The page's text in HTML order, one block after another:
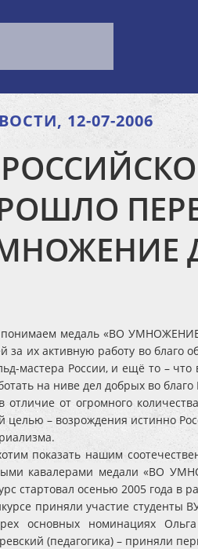
12-07-2006
медаль «ВО УМНОЖЕНИЕ
за их активную работу во благо
мастера России, и ещё то –
на ниве дел добрых во благо
от огромного
целью – возрождения истинно
показать нашим
кавалерами медали «ВО
стартовал осенью 2005 года в
приняли участие студенты
основных номинациях
(педагогика) – приняли